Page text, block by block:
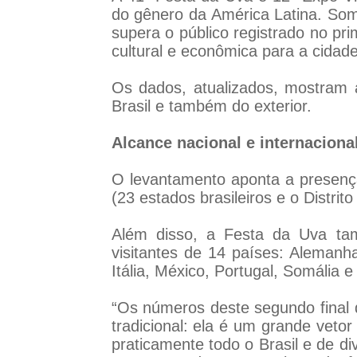
do gênero da América Latina.
supera o público registrado no
cultural e econômica para a
Os dados, atualizados,
Brasil e também do exterior.
Alcance nacional e
O levantamento aponta a
(23 estados brasileiros e o
Além disso, a Festa da Uva
visitantes de 14 países:
Itália, México, Portugal, Somália e
“Os números deste segundo
tradicional: ela é um grande
praticamente todo o Brasil e de